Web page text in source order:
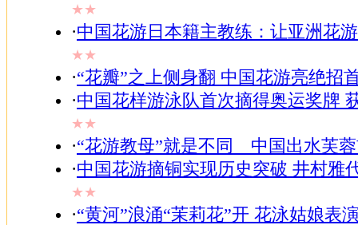
★★
·中国花游日本籍主教练：让亚洲花
★★
·“花瓣”之上侧身翻 中国花游亮绝招
·中国花样游泳队首次摘得奥运奖牌
★★
·“花游教母”就是不同 中国出水芙
·中国花游摘铜实现历史突破 井村雅
★★
·“黄河”浪涌“茉莉花”开 花泳姑娘表